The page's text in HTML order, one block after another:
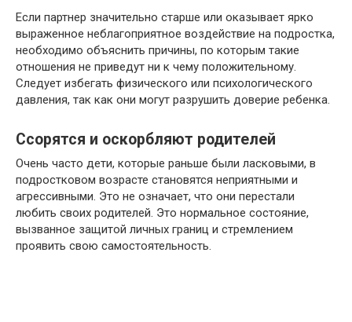
Если партнер значительно старше или оказывает ярко
выраженное неблагоприятное воздействие на подростка,
необходимо объяснить причины, по которым такие
отношения не приведут ни к чему положительному.
Следует избегать физического или психологического
давления, так как они могут разрушить доверие ребенка.
Ссорятся и оскорбляют родителей
Очень часто дети, которые раньше были ласковыми, в
подростковом возрасте становятся неприятными и
агрессивными. Это не означает, что они перестали
любить своих родителей. Это нормальное состояние,
вызванное защитой личных границ и стремлением
проявить свою самостоятельность.